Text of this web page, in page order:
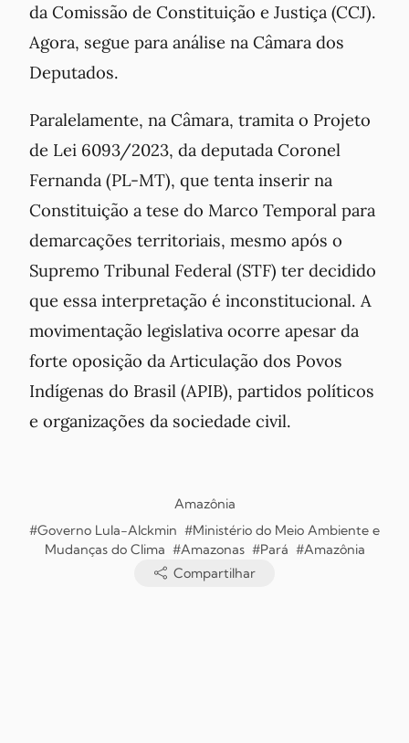
da Comissão de Constituição e Justiça (CCJ).
Agora, segue para análise na Câmara dos
Deputados.
Paralelamente, na Câmara, tramita o Projeto
de Lei 6093/2023, da deputada Coronel
Fernanda (PL-MT), que tenta inserir na
Constituição a tese do Marco Temporal para
demarcações territoriais, mesmo após o
Supremo Tribunal Federal (STF) ter decidido
que essa interpretação é inconstitucional. A
movimentação legislativa ocorre apesar da
forte oposição da Articulação dos Povos
Indígenas do Brasil (APIB), partidos políticos
e organizações da sociedade civil.
Amazônia
#Governo Lula-Alckmin #Ministério do Meio Ambiente e
Mudanças do Clima #Amazonas #Pará #Amazônia
Compartilhar